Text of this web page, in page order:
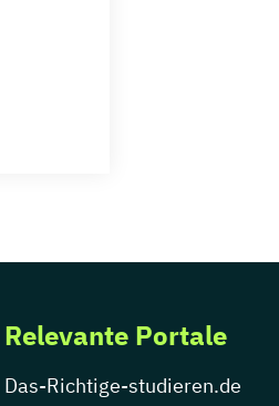
Relevante Portale
Das-Richtige-studieren.de